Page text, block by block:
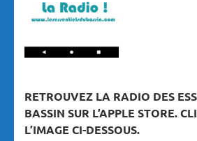
RETROUVEZ LA RADIO DES
BASSIN SUR L’APPLE STORE.
L’IMAGE CI-DESSOUS.